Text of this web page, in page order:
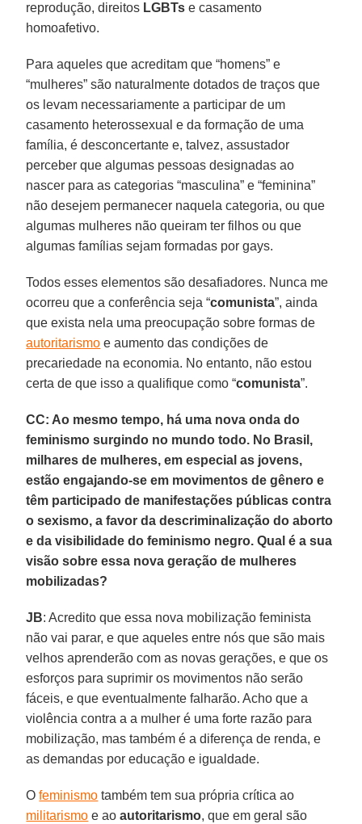
reprodução, direitos LGBTs e casamento
homoafetivo.
Para aqueles que acreditam que “homens” e
“mulheres” são naturalmente dotados de traços que
os levam necessariamente a participar de um
casamento heterossexual e da formação de uma
família, é desconcertante e, talvez, assustador
perceber que algumas pessoas designadas ao
nascer para as categorias “masculina” e “feminina”
não desejem permanecer naquela categoria, ou que
algumas mulheres não queiram ter filhos ou que
algumas famílias sejam formadas por gays.
Todos esses elementos são desafiadores. Nunca me
ocorreu que a conferência seja “comunista”, ainda
que exista nela uma preocupação sobre formas de
autoritarismo e aumento das condições de
precariedade na economia. No entanto, não estou
certa de que isso a qualifique como “comunista”.
CC: Ao mesmo tempo, há uma nova onda do
feminismo surgindo no mundo todo. No Brasil,
milhares de mulheres, em especial as jovens,
estão engajando-se em movimentos de gênero e
têm participado de manifestações públicas contra
o sexismo, a favor da descriminalização do aborto
e da visibilidade do feminismo negro. Qual é a sua
visão sobre essa nova geração de mulheres
mobilizadas?
JB: Acredito que essa nova mobilização feminista
não vai parar, e que aqueles entre nós que são mais
velhos aprenderão com as novas gerações, e que os
esforços para suprimir os movimentos não serão
fáceis, e que eventualmente falharão. Acho que a
violência contra a a mulher é uma forte razão para
mobilização, mas também é a diferença de renda, e
as demandas por educação e igualdade.
Ofeminismo também tem sua própria crítica ao
militarismo e aoautoritarismo, que em geral são